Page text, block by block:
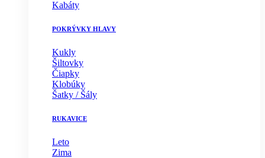
Kabáty
POKRÝVKY HLAVY
Kukly
Šiltovky
Čiapky
Klobúky
Šatky / Šály
RUKAVICE
Leto
Zima